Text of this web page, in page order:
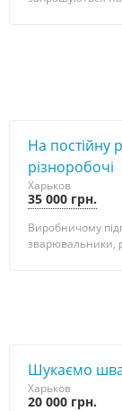
На постійну
різноробочі
Харьков
35 000 грн.
Виробничому
зварювальники,
Шукаємо
Харьков
20 000 грн.